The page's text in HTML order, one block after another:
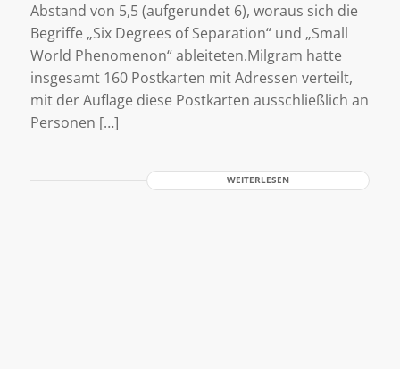
Abstand von 5,5 (aufgerundet 6), woraus sich die
Begriffe „Six Degrees of Separation“ und „Small
World Phenomenon“ ableiteten.Milgram hatte
insgesamt 160 Postkarten mit Adressen verteilt,
mit der Auflage diese Postkarten ausschließlich an
Personen […]
WEITERLESEN